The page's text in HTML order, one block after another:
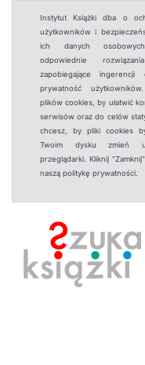
Instytut Książki dba o
użytkowników i
ich danych
odpowiednie
zapobiegające
prywatność
plików cookies, by ułatwić
serwisów oraz do celów
chcesz, by pliki cookies
Twoim dysku zmień
przeglądarki. Kliknij
naszą politykę prywatności.